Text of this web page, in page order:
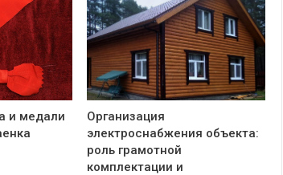
и медали
Организация
электроснабжения объекта:
роль грамотной
комплектации и